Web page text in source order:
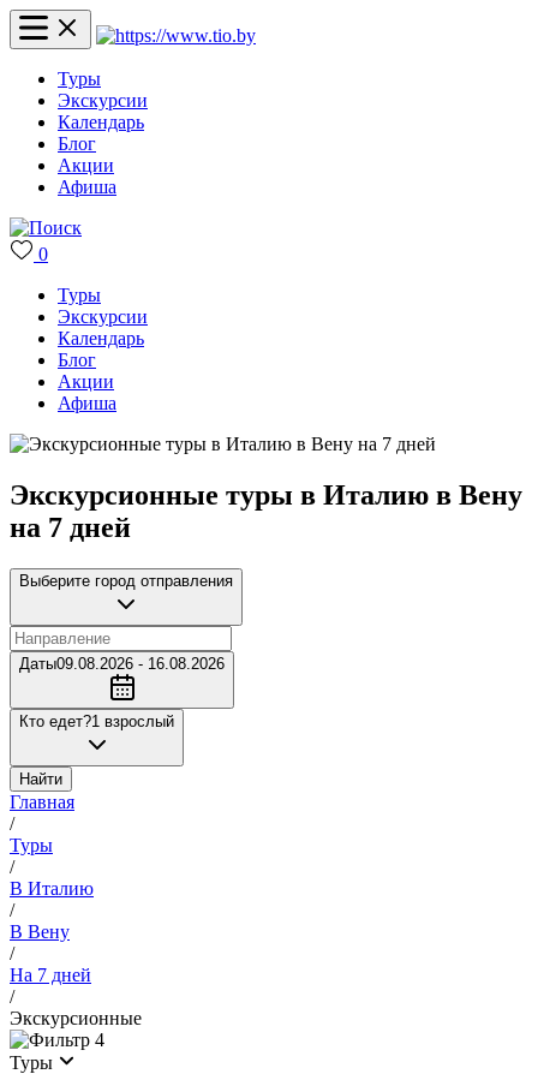
Туры
Экскурсии
Календарь
Блог
Акции
Афиша
0
Туры
Экскурсии
Календарь
Блог
Акции
Афиша
Экскурсионные туры в Италию в Вену
на 7 дней
Выберите город отправления
Даты09.08.2026 - 16.08.2026
Кто едет?1 взрослый
Найти
Главная
/
Туры
/
В Италию
/
В Вену
/
На 7 дней
/
Экскурсионные
4
Туры